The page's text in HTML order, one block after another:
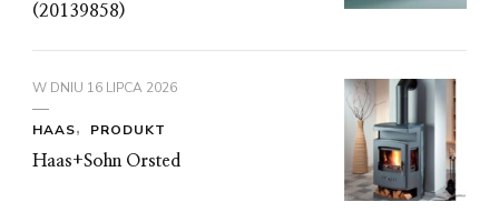
(20139858)
W DNIU 16 LIPCA 2026
HAAS
PRODUKT
Haas+Sohn Orsted